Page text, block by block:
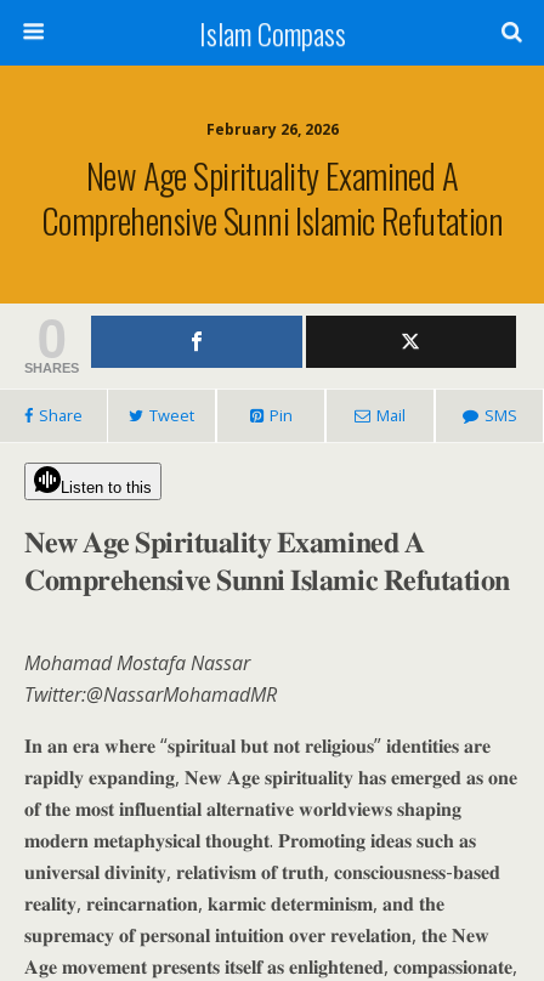
Islam Compass
February 26, 2026
New Age Spirituality Examined A
Comprehensive Sunni Islamic Refutation
0
SHARES
Share Tweet Pin Mail SMS
Listen to this
𝐍𝐞𝐰 𝐀𝐠𝐞 𝐒𝐩𝐢𝐫𝐢𝐭𝐮𝐚𝐥𝐢𝐭𝐲 𝐄𝐱𝐚𝐦𝐢𝐧𝐞𝐝 𝐀
𝐂𝐨𝐦𝐩𝐫𝐞𝐡𝐞𝐧𝐬𝐢𝐯𝐞 𝐒𝐮𝐧𝐧𝐢 𝐈𝐬𝐥𝐚𝐦𝐢𝐜 𝐑𝐞𝐟𝐮𝐭𝐚𝐭𝐢𝐨𝐧
Mohamad Mostafa Nassar
Twitter:@NassarMohamadMR
𝐈𝐧 𝐚𝐧 𝐞𝐫𝐚 𝐰𝐡𝐞𝐫𝐞 “𝐬𝐩𝐢𝐫𝐢𝐭𝐮𝐚𝐥 𝐛𝐮𝐭 𝐧𝐨𝐭 𝐫𝐞𝐥𝐢𝐠𝐢𝐨𝐮𝐬” 𝐢𝐝𝐞𝐧𝐭𝐢𝐭𝐢𝐞𝐬 𝐚𝐫𝐞
𝐫𝐚𝐩𝐢𝐝𝐥𝐲 𝐞𝐱𝐩𝐚𝐧𝐝𝐢𝐧𝐠, 𝐍𝐞𝐰 𝐀𝐠𝐞 𝐬𝐩𝐢𝐫𝐢𝐭𝐮𝐚𝐥𝐢𝐭𝐲 𝐡𝐚𝐬 𝐞𝐦𝐞𝐫𝐠𝐞𝐝 𝐚𝐬 𝐨𝐧𝐞
𝐨𝐟 𝐭𝐡𝐞 𝐦𝐨𝐬𝐭 𝐢𝐧𝐟𝐥𝐮𝐞𝐧𝐭𝐢𝐚𝐥 𝐚𝐥𝐭𝐞𝐫𝐧𝐚𝐭𝐢𝐯𝐞 𝐰𝐨𝐫𝐥𝐝𝐯𝐢𝐞𝐰𝐬 𝐬𝐡𝐚𝐩𝐢𝐧𝐠
𝐦𝐨𝐝𝐞𝐫𝐧 𝐦𝐞𝐭𝐚𝐩𝐡𝐲𝐬𝐢𝐜𝐚𝐥 𝐭𝐡𝐨𝐮𝐠𝐡𝐭. 𝐏𝐫𝐨𝐦𝐨𝐭𝐢𝐧𝐠 𝐢𝐝𝐞𝐚𝐬 𝐬𝐮𝐜𝐡 𝐚𝐬
𝐮𝐧𝐢𝐯𝐞𝐫𝐬𝐚𝐥 𝐝𝐢𝐯𝐢𝐧𝐢𝐭𝐲, 𝐫𝐞𝐥𝐚𝐭𝐢𝐯𝐢𝐬𝐦 𝐨𝐟 𝐭𝐫𝐮𝐭𝐡, 𝐜𝐨𝐧𝐬𝐜𝐢𝐨𝐮𝐬𝐧𝐞𝐬𝐬-𝐛𝐚𝐬𝐞𝐝
𝐫𝐞𝐚𝐥𝐢𝐭𝐲, 𝐫𝐞𝐢𝐧𝐜𝐚𝐫𝐧𝐚𝐭𝐢𝐨𝐧, 𝐤𝐚𝐫𝐦𝐢𝐜 𝐝𝐞𝐭𝐞𝐫𝐦𝐢𝐧𝐢𝐬𝐦, 𝐚𝐧𝐝 𝐭𝐡𝐞
𝐬𝐮𝐩𝐫𝐞𝐦𝐚𝐜𝐲 𝐨𝐟 𝐩𝐞𝐫𝐬𝐨𝐧𝐚𝐥 𝐢𝐧𝐭𝐮𝐢𝐭𝐢𝐨𝐧 𝐨𝐯𝐞𝐫 𝐫𝐞𝐯𝐞𝐥𝐚𝐭𝐢𝐨𝐧, 𝐭𝐡𝐞 𝐍𝐞𝐰
𝐀𝐠𝐞 𝐦𝐨𝐯𝐞𝐦𝐞𝐧𝐭 𝐩𝐫𝐞𝐬𝐞𝐧𝐭𝐬 𝐢𝐭𝐬𝐞𝐥𝐟 𝐚𝐬 𝐞𝐧𝐥𝐢𝐠𝐡𝐭𝐞𝐧𝐞𝐝, 𝐜𝐨𝐦𝐩𝐚𝐬𝐬𝐢𝐨𝐧𝐚𝐭𝐞,